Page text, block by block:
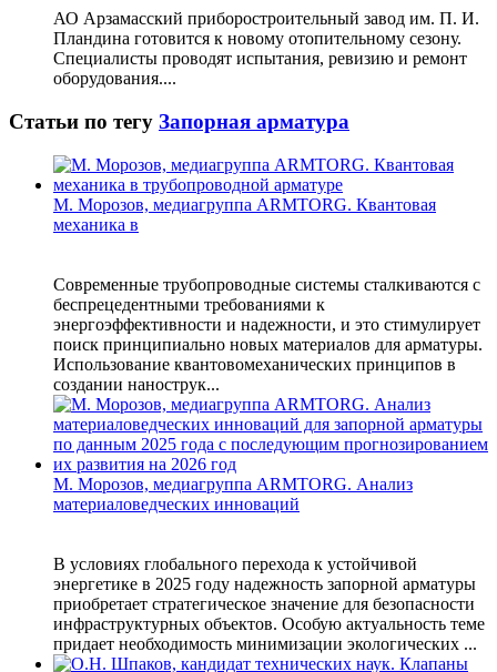
АО Арзамасский приборостроительный завод им. П. И.
Пландина готовится к новому отопительному сезону.
Специалисты проводят испытания, ревизию и ремонт
оборудования....
Статьи по тегу Запорная арматура
М. Морозов, медиагруппа ARMTORG. Квантовая
механика в
Современные трубопроводные системы сталкиваются с
беспрецедентными требованиями к
энергоэффективности и надежности, и это стимулирует
поиск принципиально новых материалов для арматуры.
Использование квантовомеханических принципов в
создании нанострук...
М. Морозов, медиагруппа ARMTORG. Анализ
материаловедческих инноваций
В условиях глобального перехода к устойчивой
энергетике в 2025 году надежность запорной арматуры
приобретает стратегическое значение для безопасности
инфраструктурных объектов. Особую актуальность теме
придает необходимость минимизации экологических ...